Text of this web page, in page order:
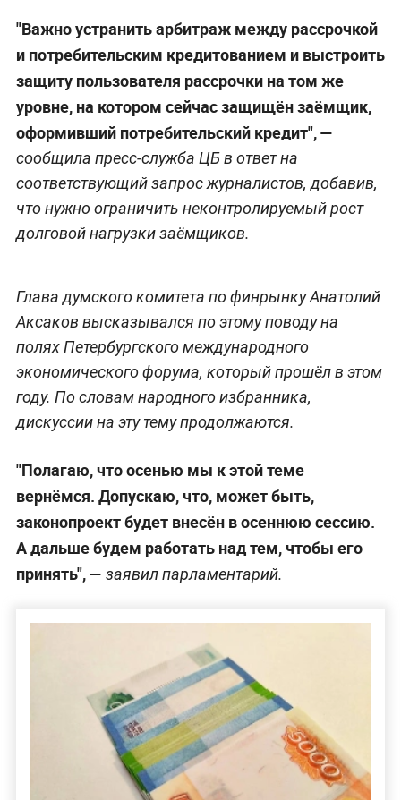
"Важно устранить арбитраж между рассрочкой
и потребительским кредитованием и выстроить
защиту пользователя рассрочки на том же
уровне, на котором сейчас защищён заёмщик,
оформивший потребительский кредит", —
сообщила пресс-служба ЦБ в ответ на
соответствующий запрос журналистов, добавив,
что нужно ограничить неконтролируемый рост
долговой нагрузки заёмщиков.
Глава думского комитета по финрынку Анатолий
Аксаков высказывался по этому поводу на
полях Петербургского международного
экономического форума, который прошёл в этом
году. По словам народного избранника,
дискуссии на эту тему продолжаются.
"Полагаю, что осенью мы к этой теме
вернёмся. Допускаю, что, может быть,
законопроект будет внесён в осеннюю сессию.
А дальше будем работать над тем, чтобы его
принять", — заявил парламентарий.